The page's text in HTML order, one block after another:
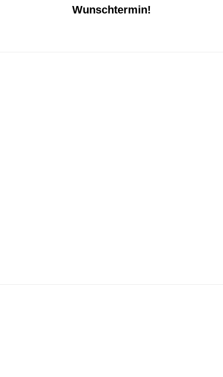
Wunschtermin!